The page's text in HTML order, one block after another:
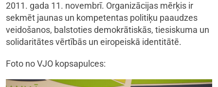
2011. gada 11. novembrī. Organizācijas mērķis ir
sekmēt jaunas un kompetentas politiķu paaudzes
veidošanos, balstoties demokrātiskās, tiesiskuma un
solidaritātes vērtībās un eiropeiskā identitātē.
Foto no VJO kopsapulces: